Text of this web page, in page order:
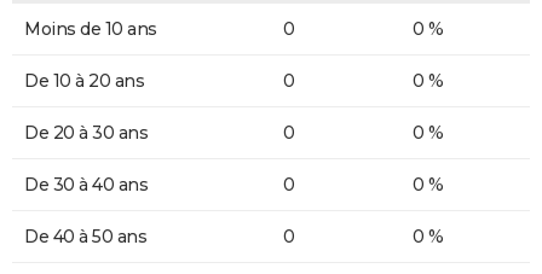
Moins de 10 ans 0 0 %
De 10 à 20 ans 0 0 %
De 20 à 30 ans 0 0 %
De 30 à 40 ans 0 0 %
De 40 à 50 ans 0 0 %